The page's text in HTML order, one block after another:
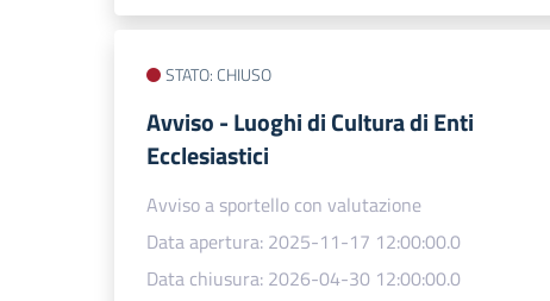
STATO: CHIUSO
​Avviso - Luoghi di Cultura di Enti
Ecclesiastici
Avviso a sportello con valutazione
Data apertura: 2025-11-17 12:00:00.0
Data chiusura: 2026-04-30 12:00:00.0